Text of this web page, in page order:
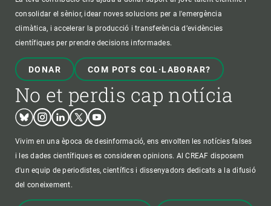
consolidar el sènior, idear noves solucions per a l'emergència
climàtica, i accelerar la producció i transferència d’evidències
científiques per prendre decisions informades.
DONAR COM POTS COL·LABORAR?
No et perdis cap notícia
BlueskyInstagram
LinkedinTwitterYoutube
Vivim en una època de desinformació, ens envolten les notícies falses
i les dades científiques es consideren opinions. Al CREAF disposem
d'un equip de periodistes, científics i dissenyadors dedicats a la difusió
del coneixement.